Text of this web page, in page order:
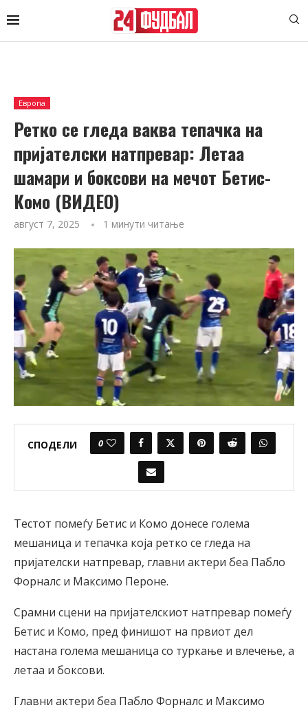
Европа
Ретко се гледа ваква тепачка на
пријателски натпревар: Летаа
шамари и боксови на мечот Бетис-
Комо (ВИДЕО)
август 7, 2025 1 минути читање
СПОДЕЛИ 0
Тестот помеѓу Бетис и Комо донесе голема
мешаница и тепачка која ретко се гледа на
пријателски натпревар, главни актери беа Пабло
Форналс и Максимо Пероне.
Срамни сцени на пријателскиот натпревар помеѓу
Бетис и Комо, пред финишот на првиот дел
настана голема мешаница со туркање и влечење, а
летаа и боксови.
Главни актери беа Пабло Форналс и Максимо